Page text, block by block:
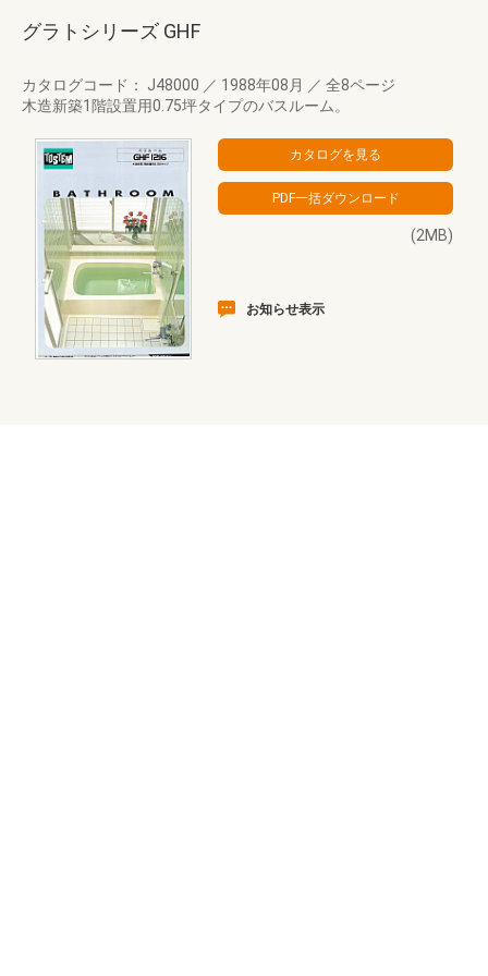
グラトシリーズ GHF
カタログコード： J48000 ／ 1988年08月 ／ 全8ページ
木造新築1階設置用0.75坪タイプのバスルーム。
(2MB)
お知らせ表示